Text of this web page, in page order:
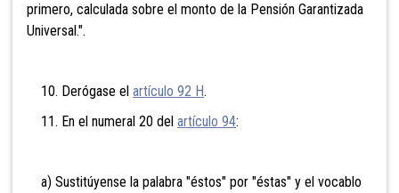
primero, calculada sobre el monto de la Pensión Garantizada
Universal.".
10. Derógase el artículo 92 H.
11. En el numeral 20 del artículo 94:
a) Sustitúyense la palabra "éstos" por "éstas" y el vocablo